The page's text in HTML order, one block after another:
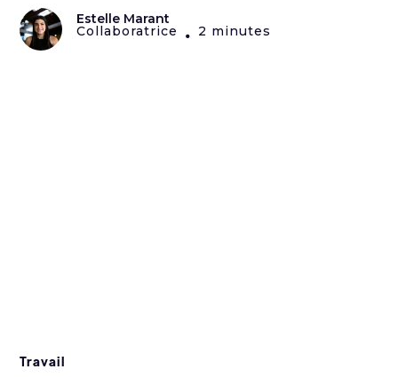
Estelle Marant
Collaboratrice • 2 minutes
Travail